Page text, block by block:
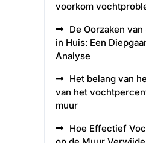
voorkom
De Oorzaken
in Huis: Een
Analyse
Het belang van
van het
muur
Hoe Effectief